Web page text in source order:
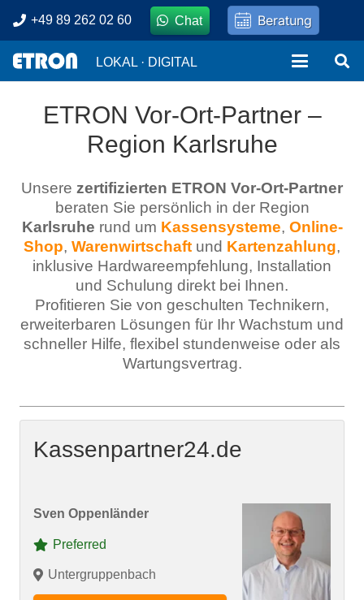
+49 89 262 02 60 Chat Beratung
LOKAL · DIGITAL
ETRON Vor-Ort-Partner –
Region Karlsruhe
Unsere zertifizierten ETRON Vor-Ort-Partner
beraten Sie persönlich in der Region
Karlsruhe rund um Kassensysteme, Online-
Shop, Warenwirtschaft und Kartenzahlung,
inklusive Hardwareempfehlung, Installation
und Schulung direkt bei Ihnen.
Profitieren Sie von geschulten Technikern,
erweiterbaren Lösungen für Ihr Wachstum und
schneller Hilfe, flexibel stundenweise oder als
Wartungsvertrag.
Kassenpartner24.de
Sven Oppenländer
Preferred
Untergruppenbach